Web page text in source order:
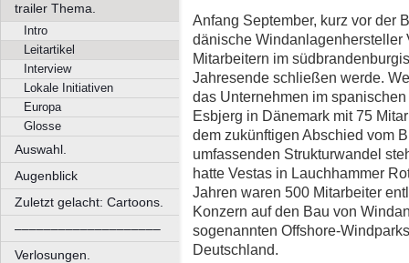
trailer Thema.
Intro
Leitartikel
Interview
Lokale Initiativen
Europa
Glosse
Auswahl.
Augenblick
Zuletzt gelacht: Cartoons.
––––––––––––––––––––
Verlosungen.
Anfang September, kurz vor der
dänische Windanlagenhersteller
Mitarbeitern im
Jahresende schließen werde.
das Unternehmen im
Esbjerg in Dänemark mit 75
dem zukünftigen Abschied vom
umfassenden Strukturwandel
hatte Vestas in Lauchhammer
Jahren waren 500 Mitarbeiter
Konzern auf den Bau von
sogenannten Offshore-
Deutschland.